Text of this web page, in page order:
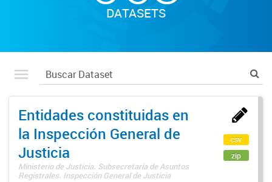
DATASETS
Entidades constituidas en
la Inspección General de
Justicia
Ministerio de Justicia. Subsecretaría de Asuntos
Registrales. Inspección General de Justicia
csv
zip